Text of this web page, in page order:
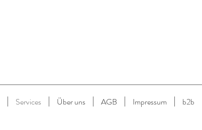
Services Über uns AGB Impressum b2b